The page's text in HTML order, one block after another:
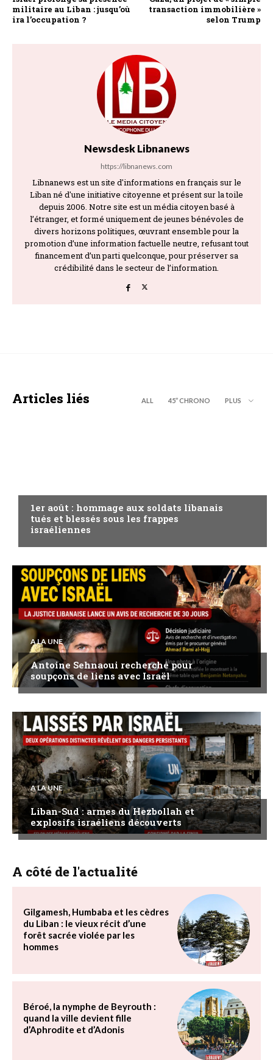
militaire au Liban : jusqu’où
ira l’occupation ?
transaction immobilière »
selon Trump
Newsdesk Libnanews
https://libnanews.com
Libnanews est un site d'informations en français sur le
Liban né d'une initiative citoyenne et présent sur la toile
depuis 2006. Notre site est un média citoyen basé à
l’étranger, et formé uniquement de jeunes bénévoles de
divers horizons politiques, œuvrant ensemble pour la
promotion d’une information factuelle neutre, refusant tout
financement d’un parti quelconque, pour préserver sa
crédibilité dans le secteur de l’information.
Articles liés ALL 45’’ CHRONO PLUS
1er août : hommage aux soldats libanais
tués et blessés sous les frappes
israéliennes
A LA UNE
Antoine Sehnaoui recherché pour
soupçons de liens avec Israël
A LA UNE
Liban-Sud : armes du Hezbollah et
explosifs israéliens découverts
A côté de l'actualité
Gilgamesh, Humbaba et les cèdres
du Liban : le vieux récit d’une
forêt sacrée violée par les
hommes
Béroé, la nymphe de Beyrouth :
quand la ville devient fille
d’Aphrodite et d’Adonis